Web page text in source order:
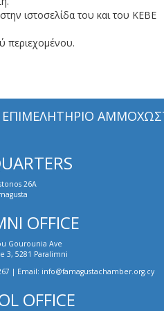
ιστοσελίδα του και του ΚΕΒΕ
περιεχομένου.
26A
OFFICE
Gourounia Ave
3, 5281 Paralimni
| Email: info@famagustachamber.org.cy
OFFICE